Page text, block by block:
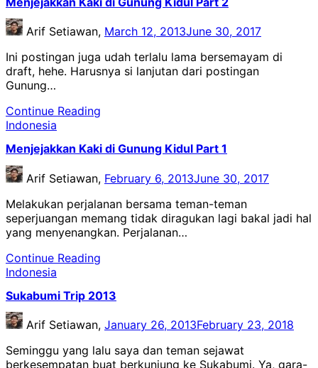
Arif Setiawan, March 12, 2013June 30, 2017
Ini postingan juga udah terlalu lama bersemayam di
draft, hehe. Harusnya si lanjutan dari postingan
Gunung…
Continue Reading
Indonesia
Menjejakkan Kaki di Gunung Kidul Part 1
Arif Setiawan, February 6, 2013June 30, 2017
Melakukan perjalanan bersama teman-teman
seperjuangan memang tidak diragukan lagi bakal jadi hal
yang menyenangkan. Perjalanan…
Continue Reading
Indonesia
Sukabumi Trip 2013
Arif Setiawan, January 26, 2013February 23, 2018
Seminggu yang lalu saya dan teman sejawat
berkesempatan buat berkunjung ke Sukabumi. Ya, gara-